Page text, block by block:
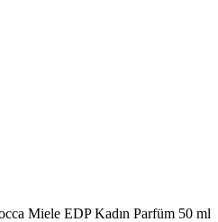
Miele EDP Kadın Parfüm 50 ml